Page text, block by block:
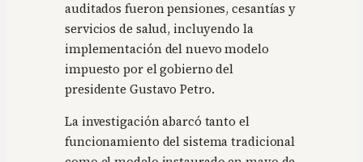
auditados fueron pensiones, cesantías y
servicios de salud, incluyendo la
implementación del nuevo modelo
impuesto por el gobierno del
presidente Gustavo Petro.
La investigación abarcó tanto el
funcionamiento del sistema tradicional